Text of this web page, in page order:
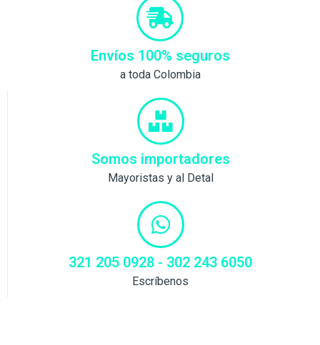
Envíos 100% seguros
a toda Colombia
Somos importadores
Mayoristas y al Detal
321 205 0928 - 302 243 6050
Escríbenos